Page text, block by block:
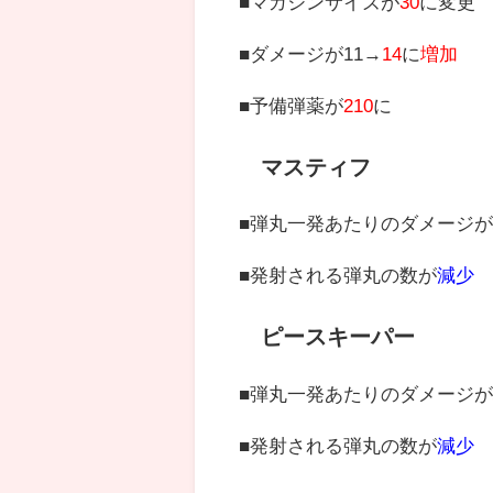
■ダメージが11→ 14に増加
■予備弾薬が210に
マスティフ
■弾丸一発あたりのダメージが
■発射される弾丸の数が減少
ピースキーパー
■弾丸一発あたりのダメージが
■発射される弾丸の数が減少